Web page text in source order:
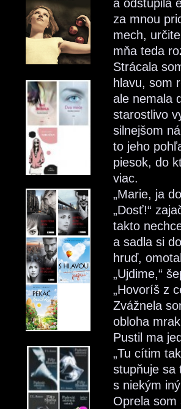
a odstúpila
za mnou
mech,
mňa teda
Strácala
hlavu, som
ale nemala
starostlivo
silnejšom
to jeho
piesok, do
viac.
„Marie, ja
„Dosť!“
takto
a sadla si
hruď,
„Ujdime,“
„Hovoríš z
Zvážnela
obloha
Pustil ma
„Tu cítim
stupňuje sa
s niekým
Oprela som